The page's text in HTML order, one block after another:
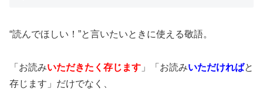
“読んでほしい！”と言いたいときに使える敬語。
「お読みいただきたく存じます 」「お読みいただければと
存じます」だけでなく、